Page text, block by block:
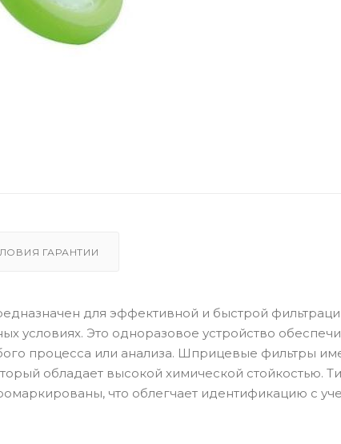
ГАРАНТИИ
для эффективной и быстрой
условиях. Это одноразовое устройство
процесса или анализа. Шприцевые фильтры
обладает высокой химической стойкостью.
что облегчает идентификацию с